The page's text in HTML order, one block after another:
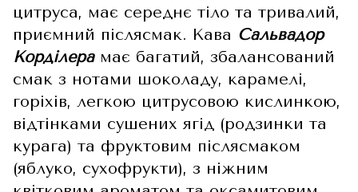
цитруса, має середнє тіло та тривалий,
приємний післясмак. Кава Сальвадор
Корділерамає багатий, збалансований
смак з нотами шоколаду, карамелі,
горіхів, легкою цитрусовою кислинкою,
відтінками сушених ягід (родзинки та
курага) та фруктовим післясмаком
(яблуко, сухофрукти), з ніжним